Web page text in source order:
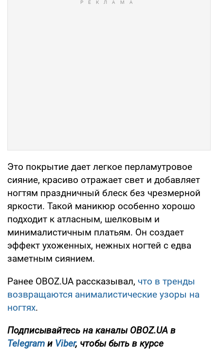
Это покрытие дает легкое перламутровое
сияние, красиво отражает свет и добавляет
ногтям праздничный блеск без чрезмерной
яркости. Такой маникюр особенно хорошо
подходит к атласным, шелковым и
минималистичным платьям. Он создает
эффект ухоженных, нежных ногтей с едва
заметным сиянием.
Ранее OBOZ.UA рассказывал, что в тренды
возвращаются анималистические узоры на
ногтях.
Подписывайтесь на каналы OBOZ.UA в
Telegram и Viber, чтобы быть в курсе